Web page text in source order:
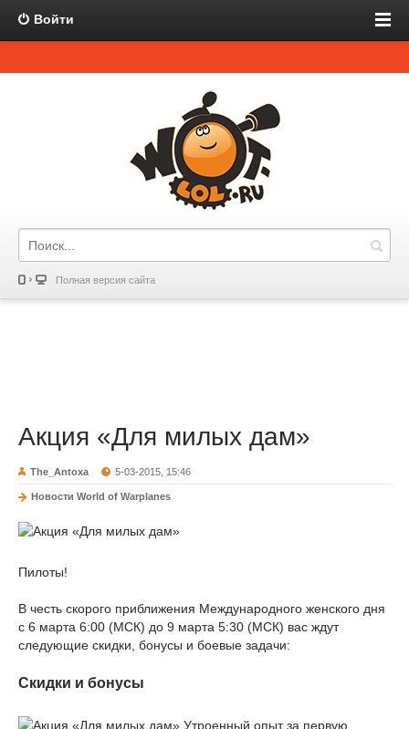
Войти
Полная версия сайта
Акция «Для милых дам»
The_Antoxa 5-03-2015, 15:46
Новости World of Warplanes
Пилоты!
В честь скорого приближения Международного женского дня
с 6 марта 6:00 (МСК) до 9 марта 5:30 (МСК) вас ждут
следующие скидки, бонусы и боевые задачи:
Скидки и бонусы
Утроенный опыт за первую